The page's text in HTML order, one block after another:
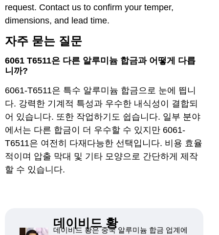
request. Contact us to confirm your temper,
dimensions, and lead time.
자주 묻는 질문
6061 T6511은 다른 알루미늄 합금과 어떻게 다릅
니까?
6061-T6511은 특수 알루미늄 합금으로 눈에 띕니
다. 강력한 기계적 특성과 우수한 내식성이 결합되
어 있습니다. 또한 작업하기도 쉽습니다. 일부 분야
에서는 다른 합금이 더 우수할 수 있지만 6061-
T6511은 여전히 다재다능한 선택입니다. 비용 효율
적이며 압출 막대 및 기타 모양으로 간단하게 제작
할 수 있습니다.
데이비드 황
데이비드 황은 중국 알루미늄 합금 업계에